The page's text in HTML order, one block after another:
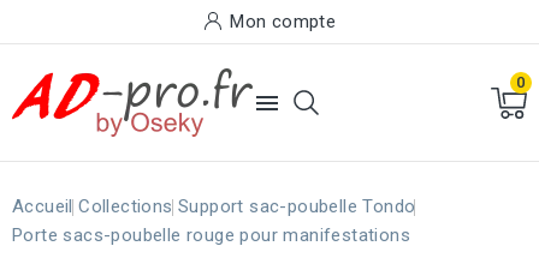
Mon compte

0
Accueil Collections Support sac-poubelle Tondo
Porte sacs-poubelle rouge pour manifestations